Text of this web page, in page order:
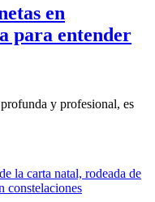
en
para entender
y profesional, es